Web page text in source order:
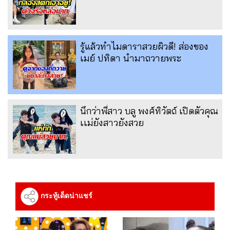
รู้แล้วทำไมดาราสวยผิวดี! ส่องของ
เมย์ ปทิดา นำมาถวายพระ
นึกว่าพี่สาว บลู พงศ์ทิวัตถ์ เปิดตัวคุณ
เเม่ยังสาวยังสวย
กระทู้เด็ดน่าแชร์